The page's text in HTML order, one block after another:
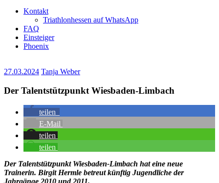
Kontakt
Triathlonhessen auf WhatsApp
FAQ
Einsteiger
Phoenix
27.03.2024 Tanja Weber
Der Talentstützpunkt Wiesbaden-Limbach
teilen
E-Mail
teilen
teilen
Der Talentstützpunkt Wiesbaden-Limbach hat eine neue
Trainerin. Birgit Hermle betreut künftig Jugendliche der